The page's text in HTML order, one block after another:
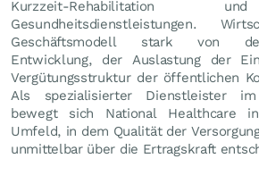
Kurzzeit-Rehabilitation
Gesundheitsdienstleistungen.
Geschäftsmodell stark von
Entwicklung, der Auslastung der
Vergütungsstruktur der öffentlichen
Als spezialisierter Dienstleister im
bewegt sich National Healthcare
Umfeld, in dem Qualität der
unmittelbar über die Ertragskraft